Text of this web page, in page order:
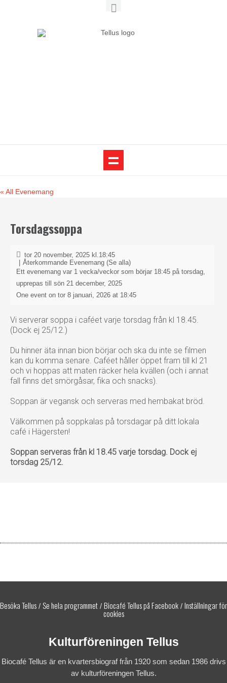
« All Evenemang
Torsdagssoppa
tor 20 november, 2025 kl.18:45
Återkommande Evenemang (Se alla)
Ett evenemang var 1 vecka/veckor som börjar 18:45 på torsdag,
upprepas till sön 21 december, 2025
One event on tor 8 januari, 2026 at 18:45
Vi serverar soppa i caféet varje torsdag från kl 18.45.
(Dock ej 25/12.)
Du hinner äta innan bion börjar och ska du inte se filmen
kan du komma senare. Caféet håller öppet fram till kl 21
och vi hoppas att maten räcker hela kvällen (och i annat
fall finns det smörgåsar, fika och snacks).
Soppan är vegansk och serveras med hembakat bröd.
Välkommen på soppkalas på torsdagar på ditt lokala
café i Hägersten!
Soppan serveras från kl 18.45 varje torsdag. Dock ej
torsdag 25/12.
Besöka Tellus / Se hela programmet / Biocafé Tellus på Facebook / Inställningar för
cookies
Kulturföreningen Tellus
Biocafé Tellus är en kvartersbiograf från 1920 som sedan 1986 drivs
av kulturföreningen Tellus.